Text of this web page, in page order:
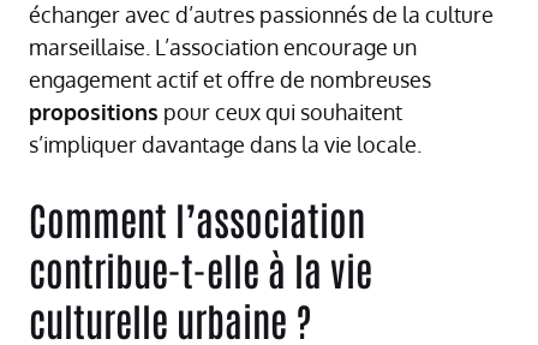
échanger avec d’autres passionnés de la culture
marseillaise. L’association encourage un
engagement actif et offre de nombreuses
propositions pour ceux qui souhaitent
s’impliquer davantage dans la vie locale.
Comment l’association
contribue-t-elle à la vie
culturelle urbaine ?